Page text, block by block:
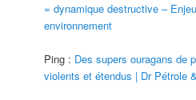
= dynamique destructive –
environnement
Ping : Des supers ouragans de
violents et étendus | Dr Pétrole